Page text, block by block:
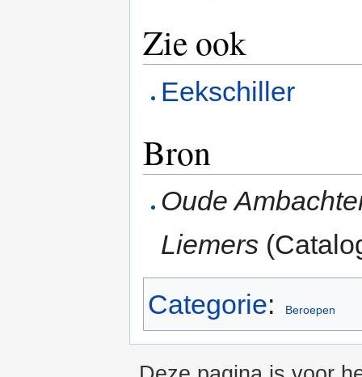
Zie ook
Eekschiller
Bron
Oude
Liemers
Categorie: Beroepen